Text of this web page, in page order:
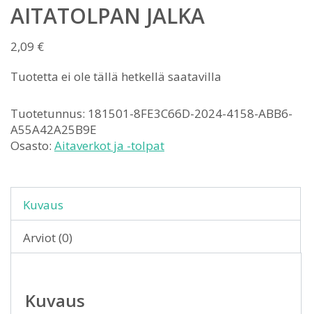
AITATOLPAN JALKA
2,09 €
Tuotetta ei ole tällä hetkellä saatavilla
Tuotetunnus: 181501-8FE3C66D-2024-4158-ABB6-
A55A42A25B9E
Osasto: Aitaverkot ja -tolpat
Kuvaus
Arviot (0)
Kuvaus